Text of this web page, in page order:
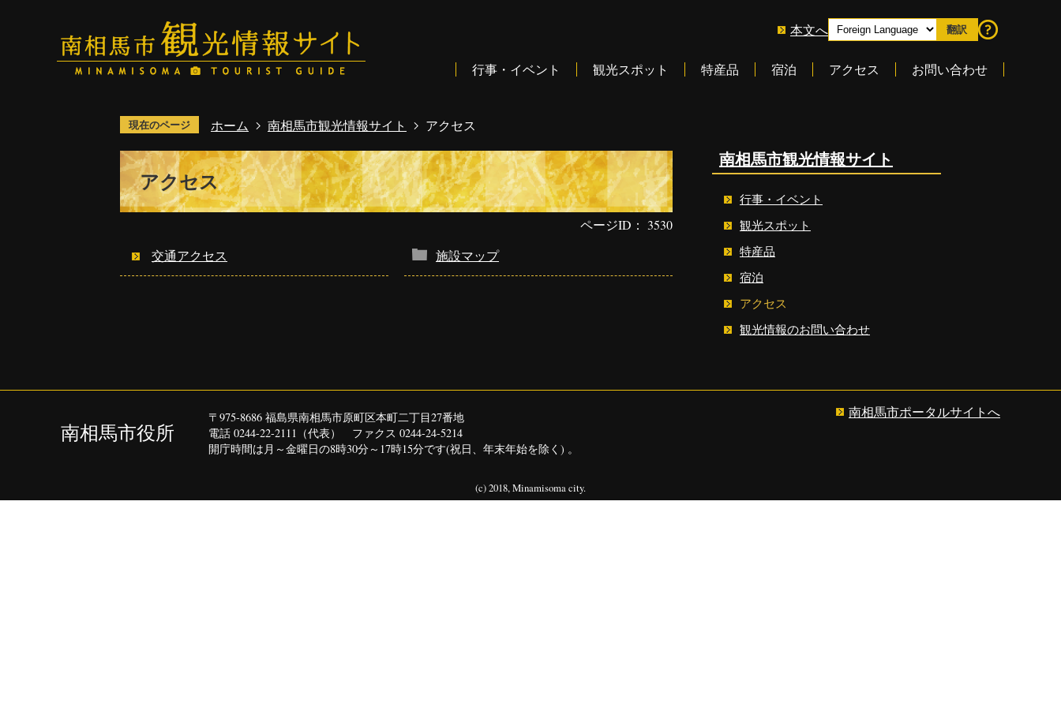
本文へ 翻訳
行事・イベント 観光スポット 特産品 宿泊 アクセス お問い合わせ
現在のページ ホーム 南相馬市観光情報サイト アクセス
アクセス
ページID： 3530
交通アクセス
施設マップ
南相馬市観光情報サイト
行事・イベント
観光スポット
特産品
宿泊
アクセス
観光情報のお問い合わせ
南相馬市役所
〒975-8686 福島県南相馬市原町区本町二丁目27番地
電話 0244-22-2111（代表） ファクス 0244-24-5214
開庁時間は月～金曜日の8時30分～17時15分です(祝日、年末年始を除く) 。
南相馬市ポータルサイトへ
(c) 2018, Minamisoma city.